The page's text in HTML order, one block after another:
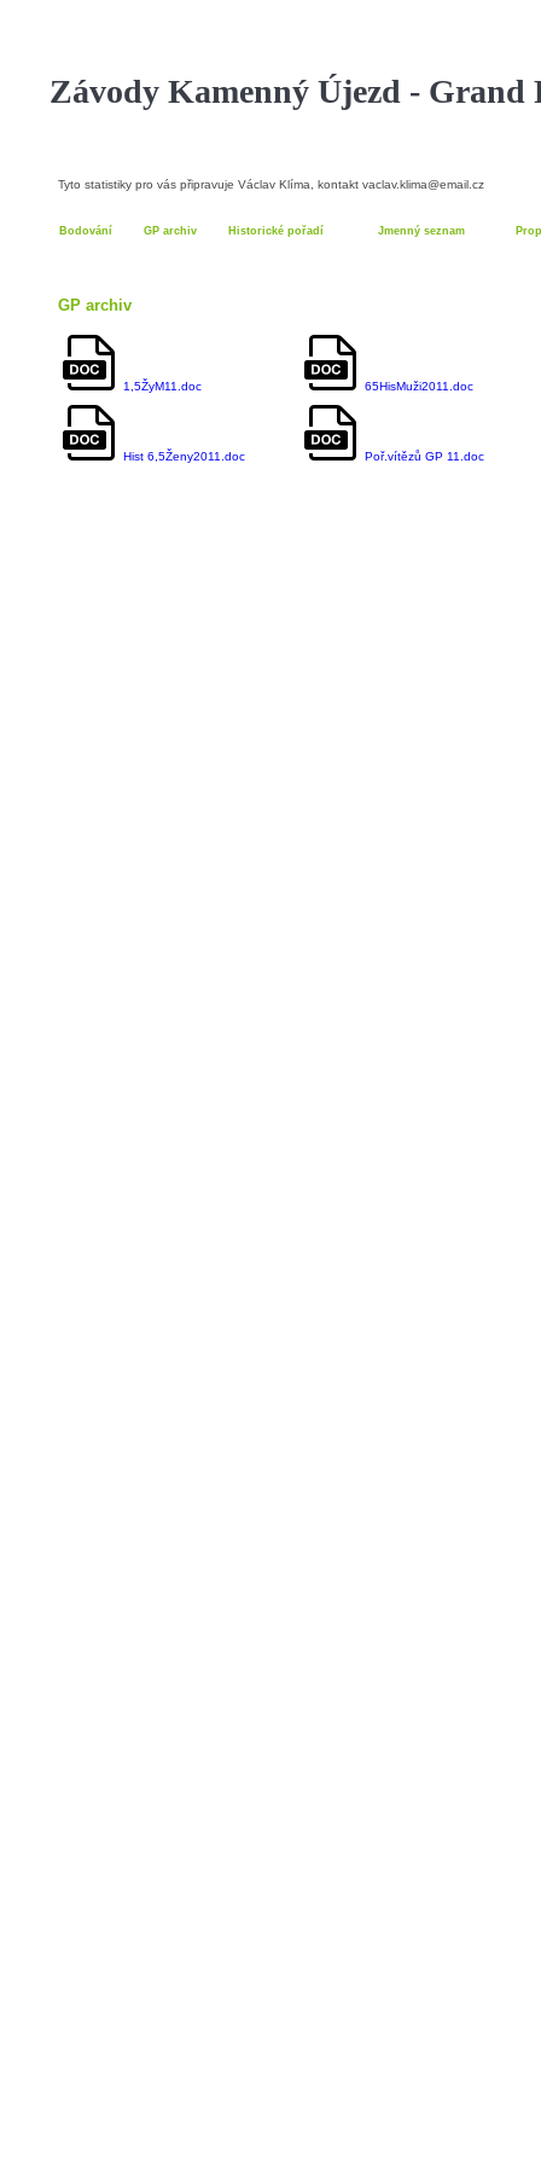
Závody Kamenný Újezd -
Tyto statistiky pro vás připravuje Václav Klíma, kontakt vaclav.klima@email.cz
Bodování GP archiv Historické pořadí Jmenný seznam
GP archiv
1,5ŽyM11.doc 65HisMuži2011.doc
Hist 6,5Ženy2011.doc Poř.vítězů GP 11.doc